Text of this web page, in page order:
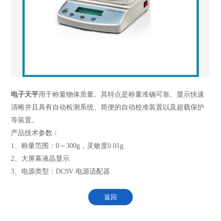
电子天平用于称量物体质量。其特点是称量准确可靠、显示快速
清晰并且具有自动检测系统、简便的自动校准装置以及超载保护
等装置。
产品技术参数：
1、称量范围：0～300g，灵敏度0.01g
2、大屏幕液晶显示
3、电源类型：DC9V 电源适配器
返回